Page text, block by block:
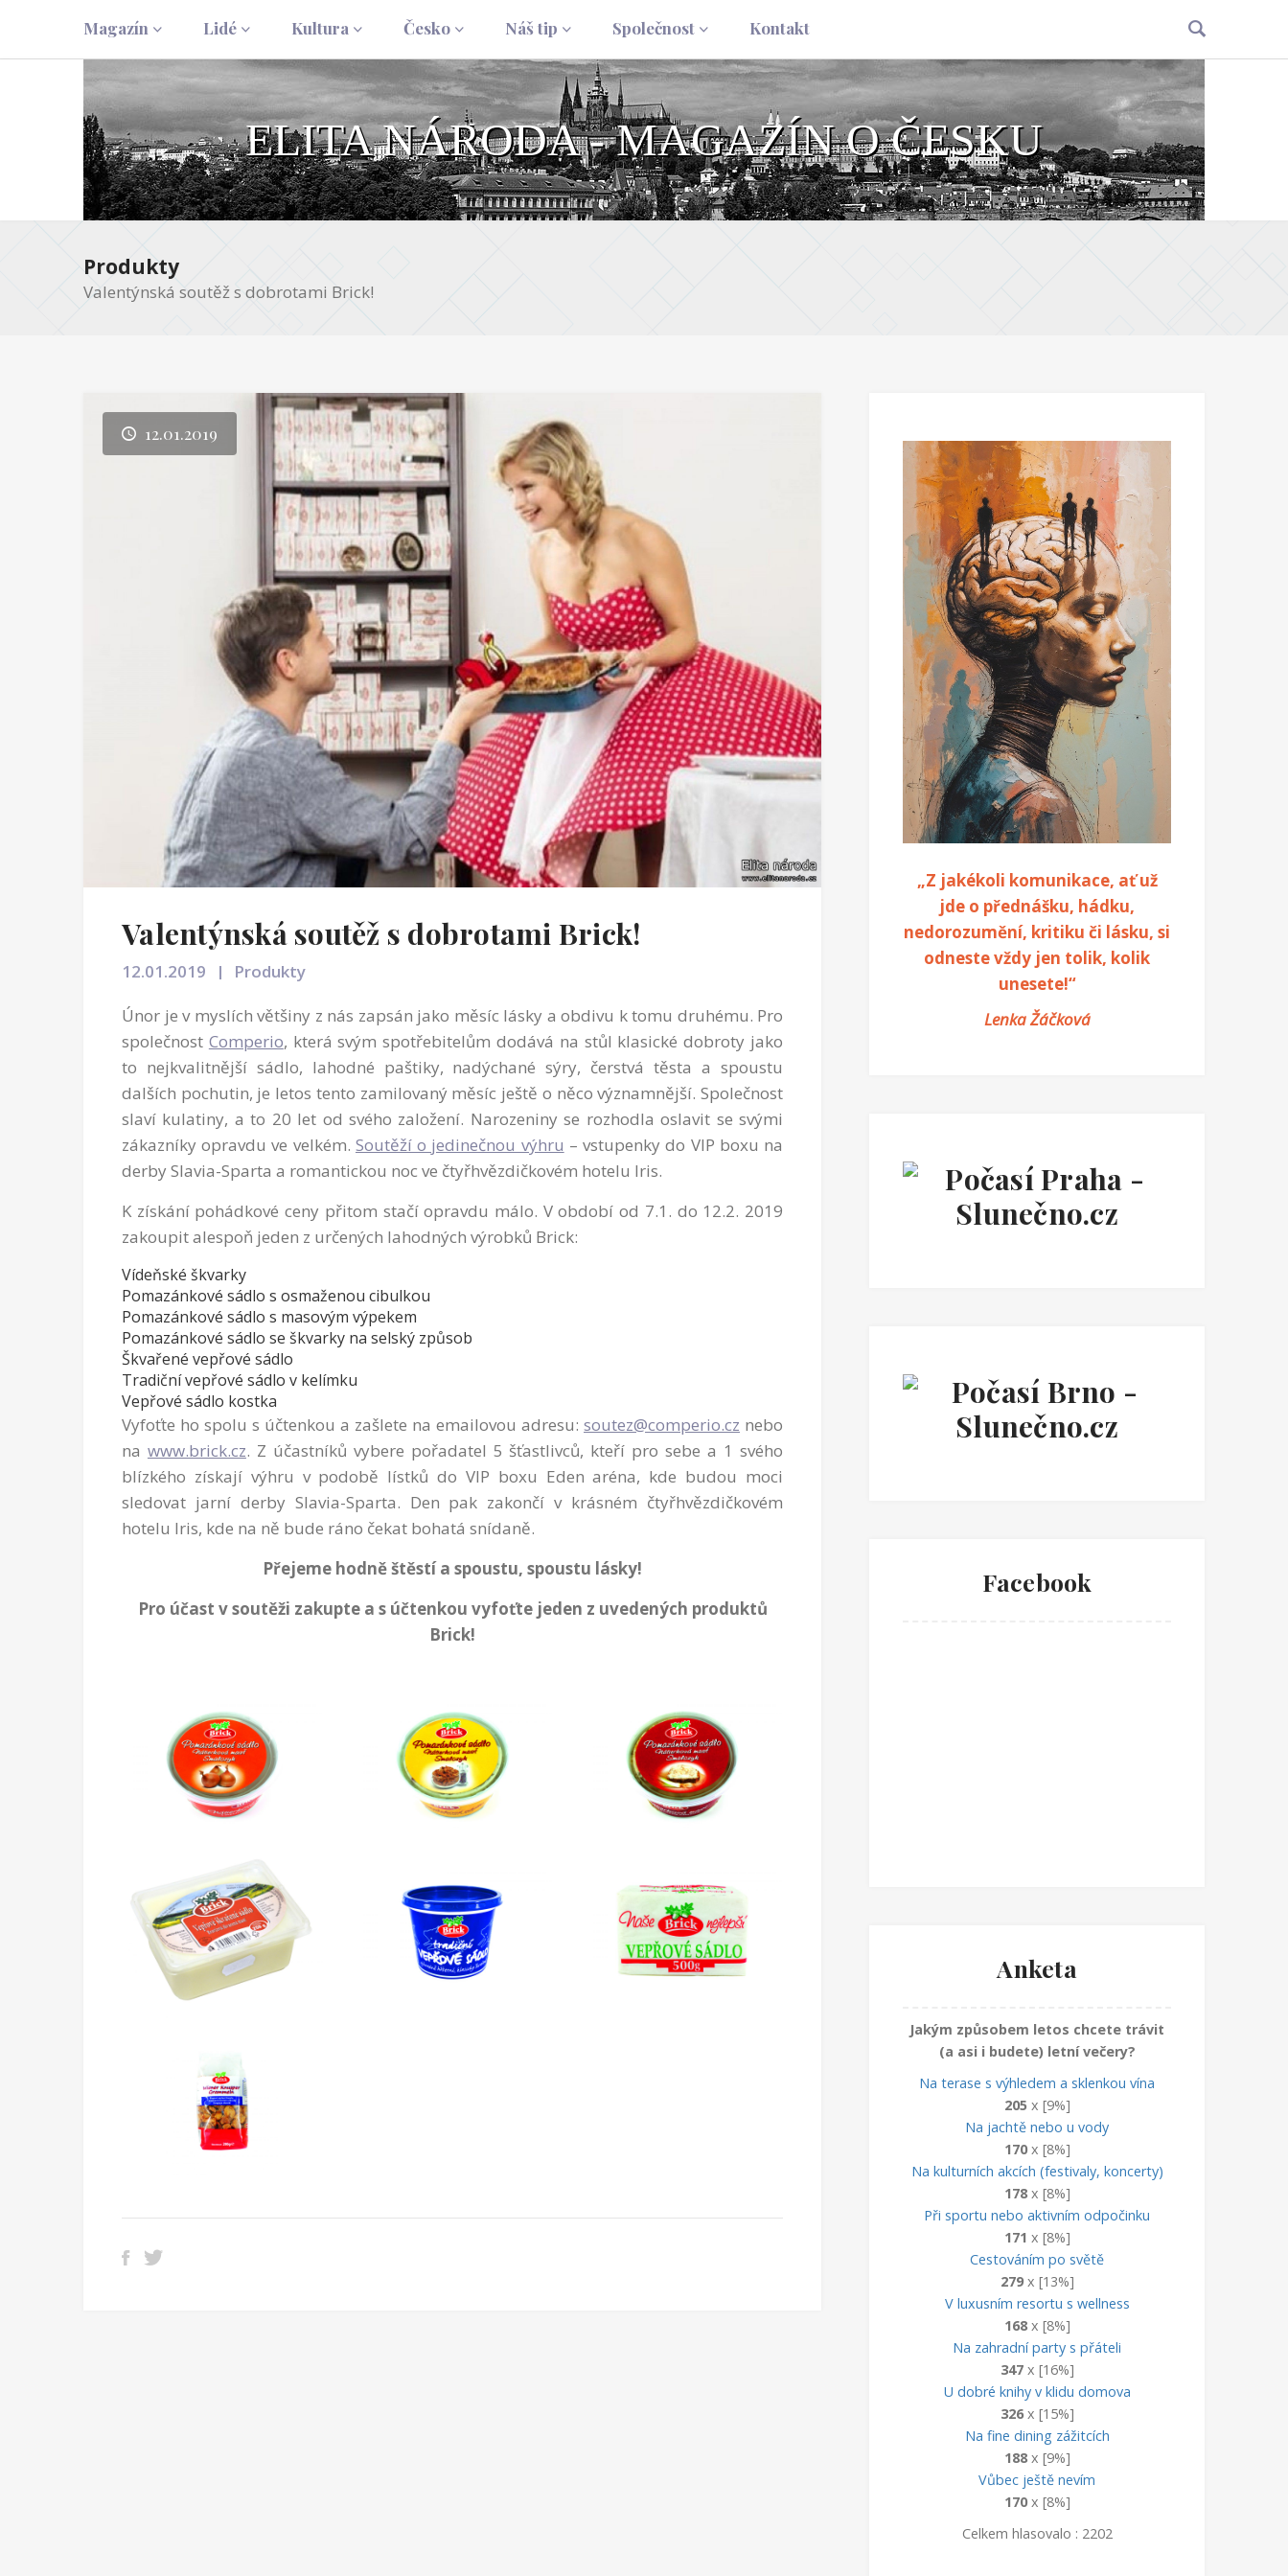
Magazín Lidé Kultura Česko Náš tip Společnost Kontakt
ELITA NÁRODA - MAGAZÍN O ČESKU
Produkty
Valentýnská soutěž s dobrotami Brick!
12.01.2019
Valentýnská soutěž s dobrotami Brick!
12.01.2019
Produkty
Únor je v myslích většiny z nás zapsán jako měsíc lásky a obdivu k tomu druhému. Pro
společnost Comperio, která svým spotřebitelům dodává na stůl klasické dobroty jako
to nejkvalitnější sádlo, lahodné paštiky, nadýchané sýry, čerstvá těsta a spoustu
dalších pochutin, je letos tento zamilovaný měsíc ještě o něco významnější. Společnost
slaví kulatiny, a to 20 let od svého založení. Narozeniny se rozhodla oslavit se svými
zákazníky opravdu ve velkém. Soutěží o jedinečnou výhru – vstupenky do VIP boxu na
derby Slavia-Sparta a romantickou noc ve čtyřhvězdičkovém hotelu Iris.
K získání pohádkové ceny přitom stačí opravdu málo. V období od 7.1. do 12.2. 2019
zakoupit alespoň jeden z určených lahodných výrobků Brick:
Vídeňské škvarky
Pomazánkové sádlo s osmaženou cibulkou
Pomazánkové sádlo s masovým výpekem
Pomazánkové sádlo se škvarky na selský způsob
Škvařené vepřové sádlo
Tradiční vepřové sádlo v kelímku
Vepřové sádlo kostka
Vyfoťte ho spolu s účtenkou a zašlete na emailovou adresu: soutez@comperio.cz nebo
na www.brick.cz. Z účastníků vybere pořadatel 5 šťastlivců, kteří pro sebe a 1 svého
blízkého získají výhru v podobě lístků do VIP boxu Eden aréna, kde budou moci
sledovat jarní derby Slavia-Sparta. Den pak zakončí v krásném čtyřhvězdičkovém
hotelu Iris, kde na ně bude ráno čekat bohatá snídaně.
Přejeme hodně štěstí a spoustu, spoustu lásky!
Pro účast v soutěži zakupte a s účtenkou vyfoťte jeden z uvedených produktů
Brick!
„Z jakékoli komunikace, ať už
jde o přednášku, hádku,
nedorozumění, kritiku či lásku, si
odneste vždy jen tolik, kolik
unesete!“
Lenka Žáčková
Facebook
Anketa
Jakým způsobem letos chcete trávit
(a asi i budete) letní večery?
Na terase s výhledem a sklenkou vína
205 x [9%]
Na jachtě nebo u vody
170x [8%]
Na kulturních akcích (festivaly, koncerty)
178x [8%]
Při sportu nebo aktivním odpočinku
171 x [8%]
Cestováním po světě
279x [13%]
V luxusním resortu s wellness
168x [8%]
Na zahradní party s přáteli
347x [16%]
U dobré knihy v klidu domova
326x [15%]
Na fine dining zážitcích
188x [9%]
Vůbec ještě nevím
170x [8%]
Celkem hlasovalo : 2202